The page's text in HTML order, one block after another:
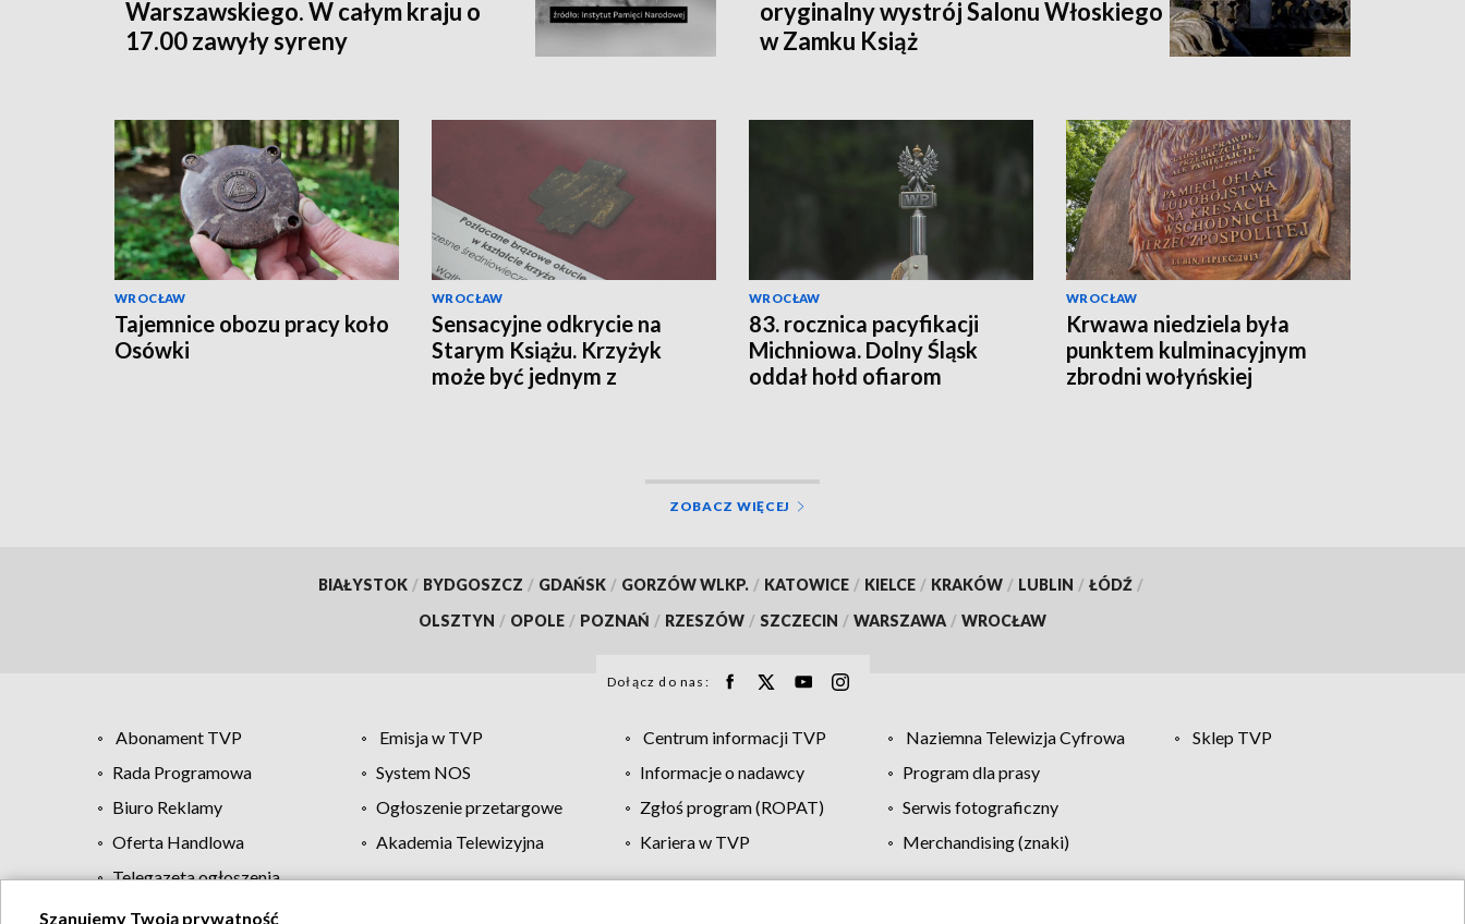
Warszawskiego. W całym kraju o
17.00 zawyły syreny
oryginalny wystrój Salonu Włoskiego
w Zamku Książ
WROCŁAW
Tajemnice obozu pracy koło
Osówki
WROCŁAW
Sensacyjne odkrycie na
Starym Książu. Krzyżyk
może być jednym z
WROCŁAW
83. rocznica pacyfikacji
Michniowa. Dolny Śląsk
oddał hołd ofiarom
WROCŁAW
Krwawa niedziela była
punktem kulminacyjnym
zbrodni wołyńskiej
ZOBACZ WIĘCEJ
BIAŁYSTOK / BYDGOSZCZ / GDAŃSK / GORZÓW WLKP. / KATOWICE / KIELCE / KRAKÓW / LUBLIN / ŁÓDŹ /
OLSZTYN / OPOLE / POZNAŃ / RZESZÓW / SZCZECIN / WARSZAWA / WROCŁAW
Dołącz do nas:
Abonament TVP Emisja w TVP Centrum informacji TVP Naziemna Telewizja Cyfrowa
Sklep TVP
Rada Programowa
System NOS Informacje o nadawcy
Program dla prasy
Biuro Reklamy
Ogłoszenie przetargowe Zgłoś program (ROPAT)
Serwis fotograficzny
Oferta Handlowa
Akademia Telewizyjna Kariera w TVP
Merchandising (znaki)
Telegazeta ogłoszenia
Szanujemy Twoją prywatność